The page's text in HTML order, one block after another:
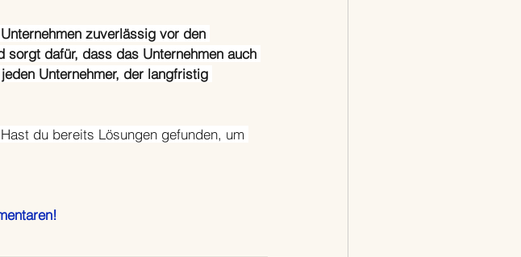
zuverlässig vor den
sorgt dafür, dass das Unternehmen auch
Unternehmer, der langfristig
du bereits Lösungen gefunden, um